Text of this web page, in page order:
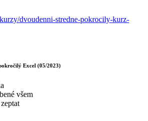
dvoudenni-stredne-pokrocily-kurz-
Excel (05/2023)
všem